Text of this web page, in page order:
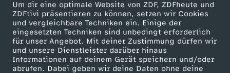
Um dir eine optimale Website von ZDF, ZDFheute und
ZDFtivi präsentieren zu können, setzen wir Cookies
und vergleichbare Techniken ein. Einige der
eingesetzten Techniken sind unbedingt erforderlich
für unser Angebot. Mit deiner Zustimmung dürfen wir
und unsere Dienstleister darüber hinaus
Informationen auf deinem Gerät speichern und/oder
abrufen. Dabei geben wir deine Daten ohne deine
n
-
F
Mehr ZDF
ZDF-Apps
Service
ZDFmitreden